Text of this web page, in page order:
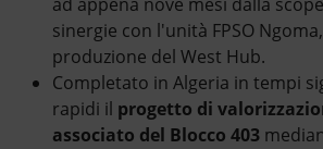
sinergie con l'unità FPSO
produzione del West Hub.
Completato in Algeria in tempi
rapidi il progetto di
associato del Blocco 403